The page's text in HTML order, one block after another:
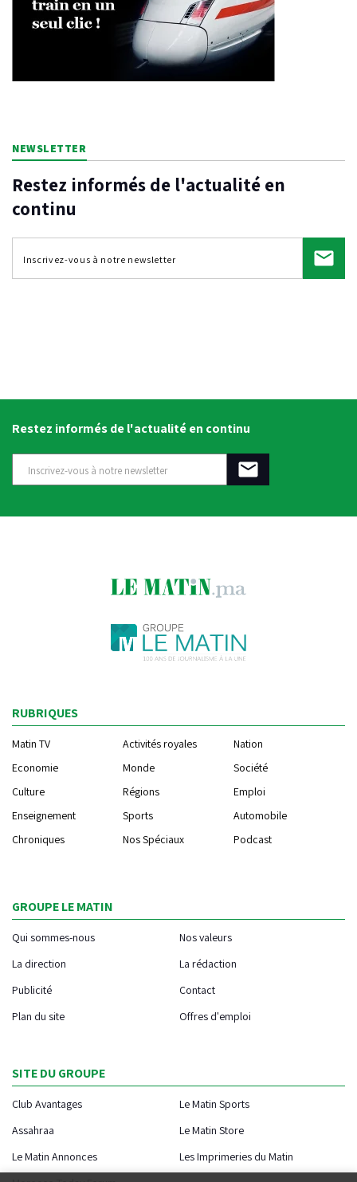
NEWSLETTER
Restez informés de l'actualité en
continu
Restez informés de l'actualité en continu
RUBRIQUES
Matin TV Activités royales
Nation
Economie
Monde
Société
Culture
Régions
Emploi
Enseignement
Sports
Automobile
Chroniques
Nos Spéciaux Podcast
GROUPE LE MATIN
Qui sommes-nous
Nos valeurs
La direction
La rédaction
Publicité
Contact
Plan du site
Offres d'emploi
SITE DU GROUPE
Club Avantages
Le Matin Sports
Assahraa
Le Matin Store
Le Matin Annonces
Les Imprimeries du Matin